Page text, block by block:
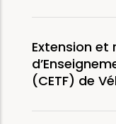
Extension
(CETF) de